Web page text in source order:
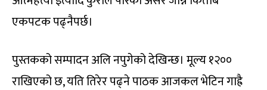
एकपटक पढ्नैपर्छ।
पुस्तकको सम्पादन अलि नपुगेको देखिन्छ। मूल्य १२००
राखिएको छ, यति तिरेर पढ्ने पाठक आजकल भेटिन गाह्रै